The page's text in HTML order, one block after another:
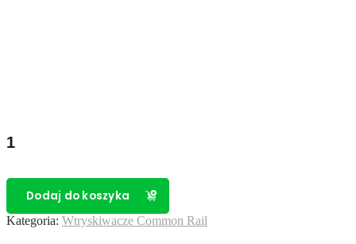
ilość
Regenerowany
Denso
Opel
1.7
CDTI
Dodaj do koszyka
Kategoria: Wtryskiwacze Common Rail